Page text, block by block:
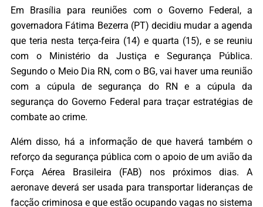
Em Brasília para reuniões com o Governo Federal, a
governadora Fátima Bezerra (PT) decidiu mudar a agenda
que teria nesta terça-feira (14) e quarta (15), e se reuniu
com o Ministério da Justiça e Segurança Pública.
Segundo o Meio Dia RN, com o BG, vai haver uma reunião
com a cúpula de segurança do RN e a cúpula da
segurança do Governo Federal para traçar estratégias de
combate ao crime.
Além disso, há a informação de que haverá também o
reforço da segurança pública com o apoio de um avião da
Força Aérea Brasileira (FAB) nos próximos dias. A
aeronave deverá ser usada para transportar lideranças de
facção criminosa e que estão ocupando vagas no sistema